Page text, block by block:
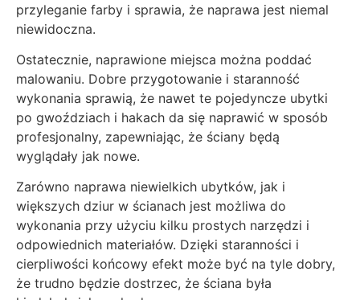
przyleganie farby i sprawia, że naprawa jest niemal
niewidoczna.
Ostatecznie, naprawione miejsca można poddać
malowaniu. Dobre przygotowanie i staranność
wykonania sprawią, że nawet te pojedyncze ubytki
po gwoździach i hakach da się naprawić w sposób
profesjonalny, zapewniając, że ściany będą
wyglądały jak nowe.
Zarówno naprawa niewielkich ubytków, jak i
większych dziur w ścianach jest możliwa do
wykonania przy użyciu kilku prostych narzędzi i
odpowiednich materiałów. Dzięki staranności i
cierpliwości końcowy efekt może być na tyle dobry,
że trudno będzie dostrzec, że ściana była